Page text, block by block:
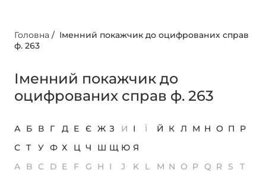
Головна / Іменний покажчик до оцифрованих справ
ф. 263
Іменний покажчик до
оцифрованих справ ф. 263
А Б В Г Д Е Є Ж З И І Ї Й К Л М Н О П
Р
С Т У Ф Х Ц Ч Ш Щ Ю Я
A
B C D E F G H I J K L M N O P Q R S
T